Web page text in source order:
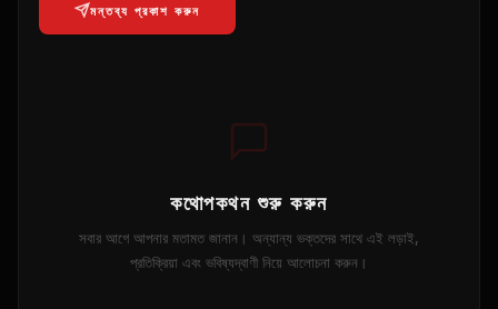
মন্তব্য প্রকাশ করুন
কথোপকথন শুরু করুন
সবার আগে আপনার মতামত জানান। অন্যান্য ভক্তদের সাথে এই লড়াই,
প্রতিক্রিয়া এবং ভবিষ্যদ্বাণী নিয়ে আলোচনা করুন।